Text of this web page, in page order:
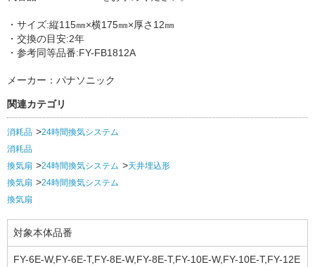
・サイズ:縦115㎜×横175㎜×厚さ12㎜
・交換の目安:2年
・参考同等品番:FY-FB1812A
メーカー：パナソニック
関連カテゴリ
消耗品
24時間換気システム
消耗品
換気扇
24時間換気システム
天井埋込形
換気扇
24時間換気システム
換気扇
対象本体品番
FY-6E-W,FY-6E-T,FY-8E-W,FY-8E-T,FY-10E-W,FY-10E-T,FY-12E